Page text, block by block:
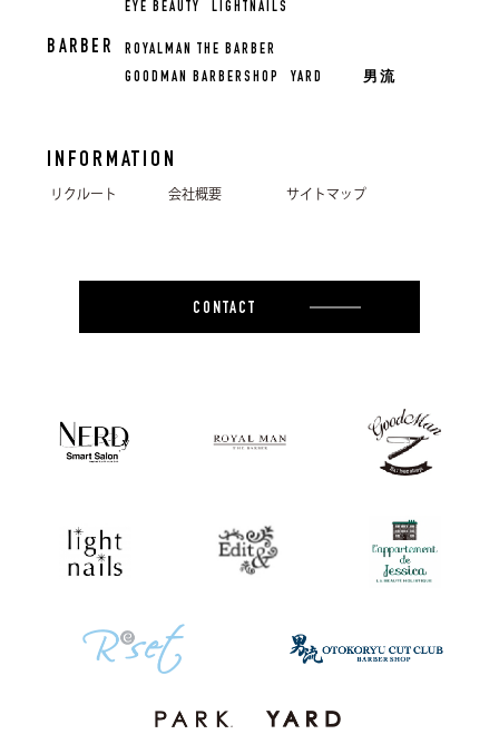
EYE BEAUTY
LIGHTNAILS
BARBER
ROYALMAN THE BARBER
GOODMAN BARBERSHOP
YARD 男流
INFORMATION
リクルート 会社概要 サイトマップ
CONTACT